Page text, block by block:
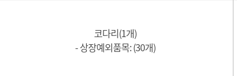
코다리(1개)
- 상장예외품목: (30개)